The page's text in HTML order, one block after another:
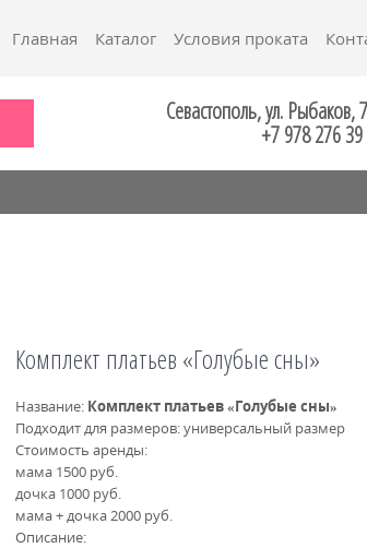
Главная Каталог Условия проката
Севастополь, ул. Рыбаков,
+7 978 276
Комплект платьев «Голубые сны»
Название: Комплект платьев «Голубые сны»
Подходит для размеров: универсальный размер
Стоимость аренды:
мама 1500 руб.
дочка 1000 руб.
мама + дочка 2000 руб.
Описание: